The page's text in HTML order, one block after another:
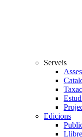
Serveis
Edicions